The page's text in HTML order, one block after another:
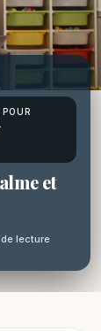
et
de lecture